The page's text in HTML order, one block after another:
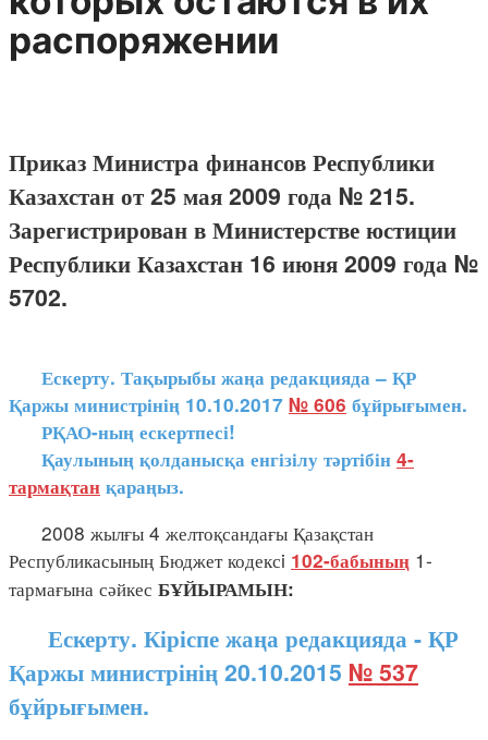
распоряжении
Приказ Министра финансов Республики
Казахстан от 25 мая 2009 года № 215.
Зарегистрирован в Министерстве юстиции
Республики Казахстан 16 июня 2009 года №
5702.
Ескерту. Тақырыбы жаңа редакцияда – ҚР
Қаржы министрінің 10.10.2017 № 606 бұйрығымен.
РҚАО-ның ескертпесі!
Қаулының қолданысқа енгізілу тәртібін 4-
тармақтан қараңыз.
2008 жылғы 4 желтоқсандағы Қазақстан
Республикасының Бюджет кодексi 102-бабының 1-
тармағына сәйкес БҰЙЫРАМЫН:
Ескерту. Кіріспе жаңа редакцияда - ҚР
Қаржы министрінің 20.10.2015 № 537
бұйрығымен.